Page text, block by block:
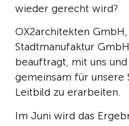
wieder gerecht wird?
OX2architekten
Stadtmanufaktur
beauftragt, mit uns
gemeinsam für unsere
Leitbild zu erarbeiten.
Im Juni wird das